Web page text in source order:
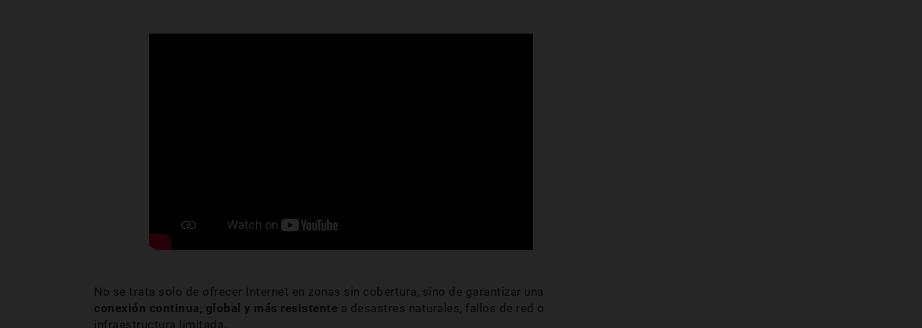
No se trata solo de ofrecer Internet en zonas sin cobertura, sino de garantizar una
conexión continua, global y más resistente a desastres naturales, fallos de red o
infraestructura limitada.